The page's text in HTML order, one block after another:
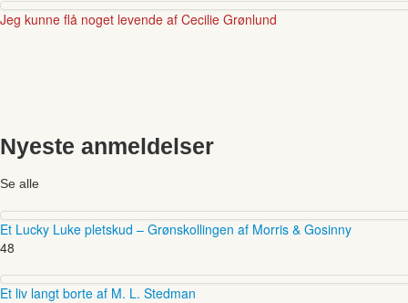
Jeg kunne flå noget levende af Cecilie Grønlund
Nyeste anmeldelser
Se alle
Et Lucky Luke pletskud – Grønskollingen af Morris & Gosinny
48
Et liv langt borte af M. L. Stedman